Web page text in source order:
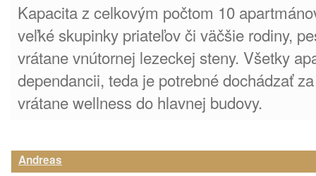
Kapacita z celkovým počtom 10
veľké skupinky priateľov či väčšie rodiny,
vrátane vnútornej lezeckej steny. Všetky
dependancii, teda je potrebné dochádzať
vrátane wellness do hlavnej budovy.
Andreas